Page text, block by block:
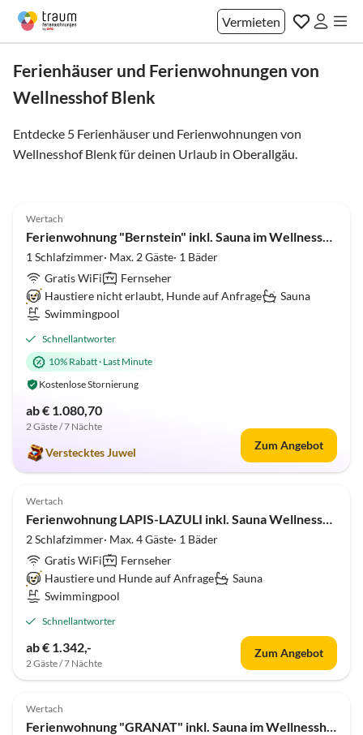
Vermieten
Ferienhäuser und Ferienwohnungen von
Wellnesshof Blenk
Entdecke 5 Ferienhäuser und Ferienwohnungen von
Wellnesshof Blenk für deinen Urlaub in Oberallgäu.
Virtuelle
Super-Gastgeber
Wertach
Ferienwohnung "Bernstein" inkl. Sauna im Wellnesshof Blenk
1 Schlafzimmer· Max. 2 Gäste· 1 Bäder
Gratis WiFi
Fernseher
Haustiere nicht erlaubt, Hunde auf Anfrage
Sauna
Swimmingpool
Schnellantworter
10% Rabatt· Last Minute
Kostenlose Stornierung
ab € 1.080,70
2 Gäste / 7 Nächte
Verstecktes Juwel
Zum Angebot
Tour
Top-Inserat
5.0 (23)
Wertach
Ferienwohnung LAPIS-LAZULI inkl. Sauna Wellnesshof Blenk
2 Schlafzimmer· Max. 4 Gäste· 1 Bäder
Gratis WiFi
Fernseher
Haustiere und Hunde auf Anfrage
Sauna
Swimmingpool
Schnellantworter
ab € 1.342,-
2 Gäste / 7 Nächte
Zum Angebot
Virtuelle
Top-Inserat
5.0 (17)
Wertach
Ferienwohnung "GRANAT" inkl. Sauna im Wellnesshof Blenk